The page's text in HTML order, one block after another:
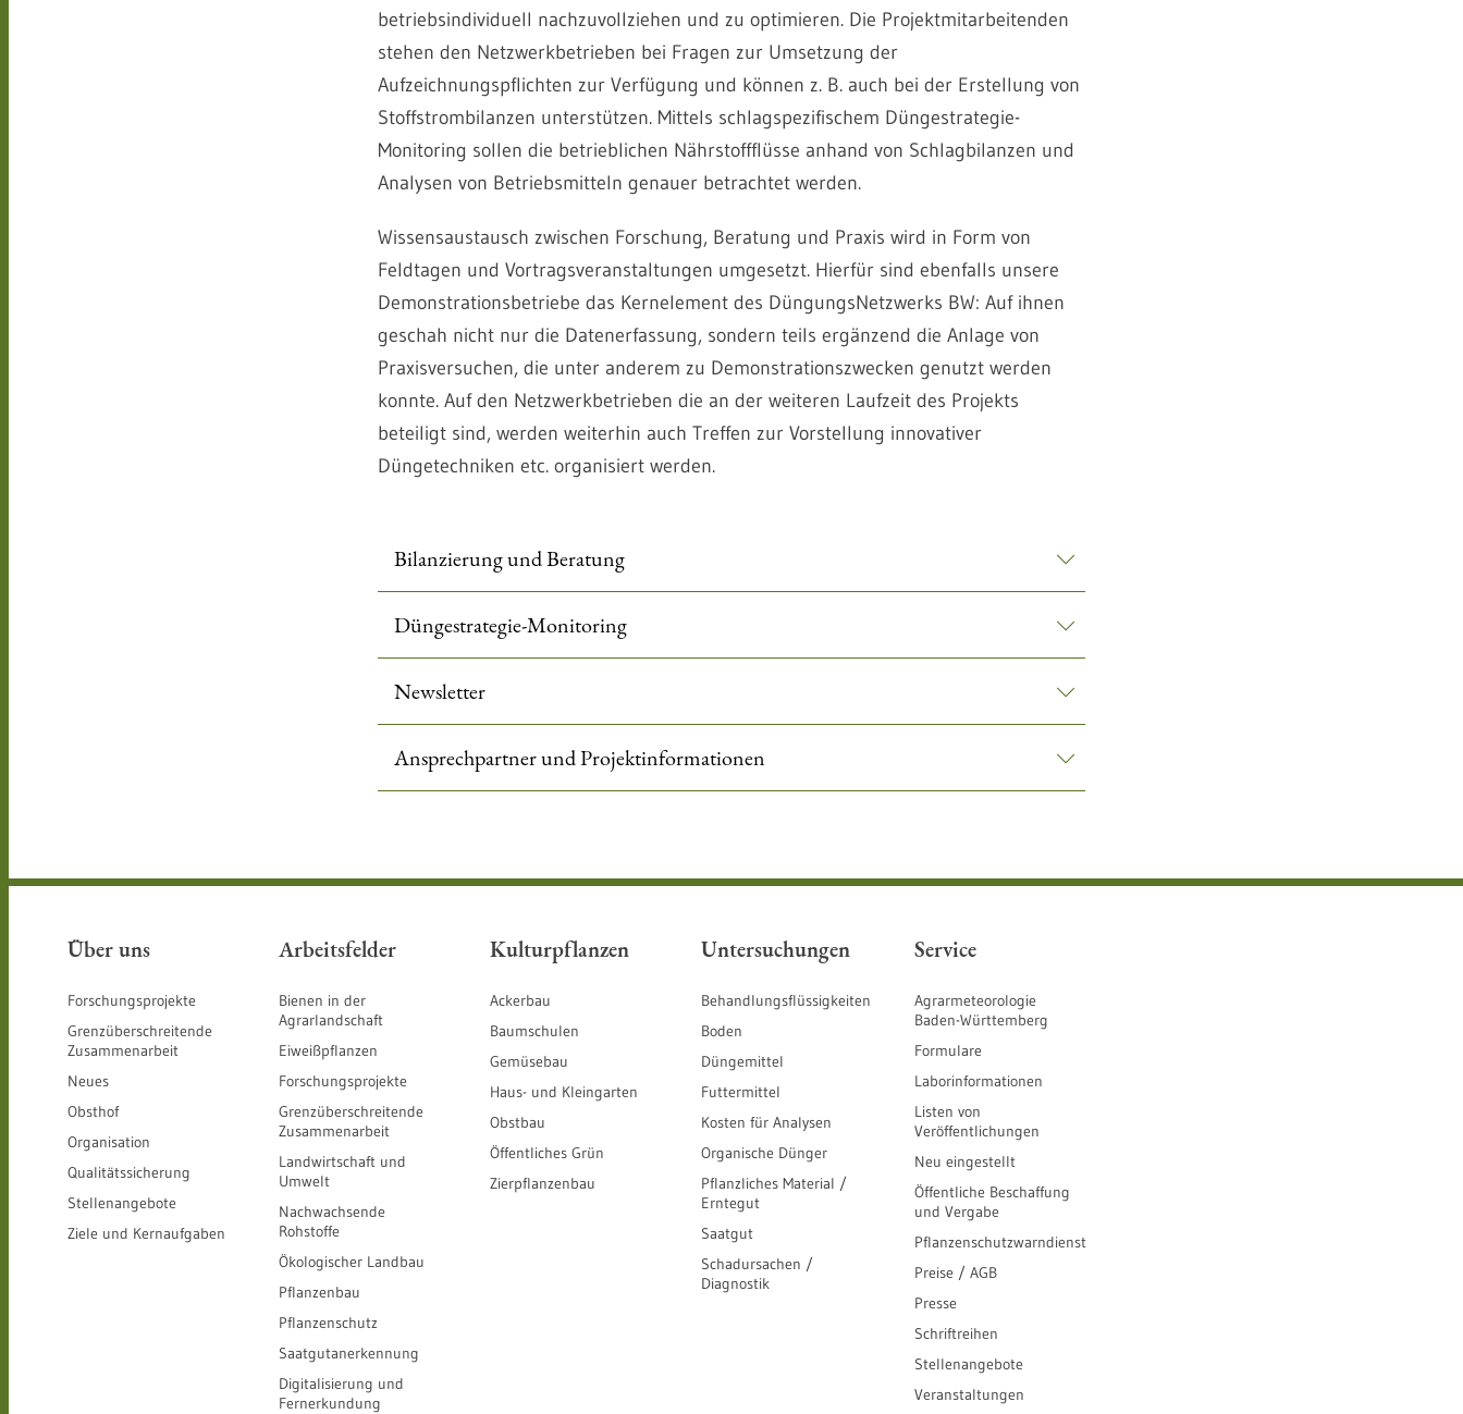
betriebsindividuell nachzuvollziehen und zu optimieren. Die Projektmitarbeitenden
stehen den Netzwerkbetrieben bei Fragen zur Umsetzung der
Aufzeichnungspflichten zur Verfügung und können z. B. auch bei der Erstellung von
Stoffstrombilanzen unterstützen. Mittels schlagspezifischem Düngestrategie-
Monitoring sollen die betrieblichen Nährstoffflüsse anhand von Schlagbilanzen und
Analysen von Betriebsmitteln genauer betrachtet werden.
Wissensaustausch zwischen Forschung, Beratung und Praxis wird in Form von
Feldtagen und Vortragsveranstaltungen umgesetzt. Hierfür sind ebenfalls unsere
Demonstrationsbetriebe das Kernelement des DüngungsNetzwerks BW: Auf ihnen
geschah nicht nur die Datenerfassung, sondern teils ergänzend die Anlage von
Praxisversuchen, die unter anderem zu Demonstrationszwecken genutzt werden
konnte. Auf den Netzwerkbetrieben die an der weiteren Laufzeit des Projekts
beteiligt sind, werden weiterhin auch Treffen zur Vorstellung innovativer
Düngetechniken etc. organisiert werden.
Bilanzierung und Beratung
Düngestrategie-Monitoring
Newsletter
Ansprechpartner und Projektinformationen
Über uns
Forschungsprojekte
Grenzüberschreitende
Zusammenarbeit
Neues
Obsthof
Organisation
Qualitätssicherung
Stellenangebote
Ziele und Kernaufgaben
Arbeitsfelder
Bienen in der
Agrarlandschaft
Eiweißpflanzen
Forschungsprojekte
Grenzüberschreitende
Zusammenarbeit
Landwirtschaft und
Umwelt
Nachwachsende
Rohstoffe
Ökologischer Landbau
Pflanzenbau
Pflanzenschutz
Saatgutanerkennung
Digitalisierung und
Fernerkundung
Kulturpflanzen
Ackerbau
Baumschulen
Gemüsebau
Haus- und Kleingarten
Obstbau
Öffentliches Grün
Zierpflanzenbau
Untersuchungen
Behandlungsflüssigkeiten
Boden
Düngemittel
Futtermittel
Kosten für Analysen
Organische Dünger
Pflanzliches Material /
Erntegut
Saatgut
Schadursachen /
Diagnostik
Service
Agrarmeteorologie
Baden-Württemberg
Formulare
Laborinformationen
Listen von
Veröffentlichungen
Neu eingestellt
Öffentliche Beschaffung
und Vergabe
Pflanzenschutzwarndienst
Preise / AGB
Presse
Schriftreihen
Stellenangebote
Veranstaltungen